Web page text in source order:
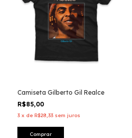
Camiseta Gilberto Gil Realce
R$85,00
3 x de R$28,33 sem juros
Comprar